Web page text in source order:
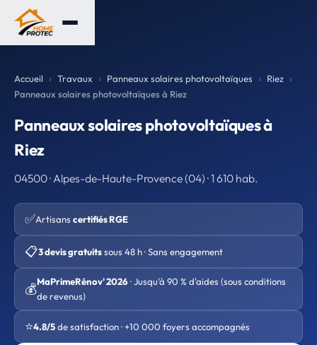
Accueil Travaux Panneaux solaires photovoltaïques
Riez
Panneaux solaires photovoltaïques à Riez
Panneaux solaires photovoltaïques à
Riez
04500 · Alpes-de-Haute-Provence (04) · 1 610 hab.
✅Artisans certifiés RGE
📋3 devis gratuitssous 48 h · Sans engagement
💰MaPrimeRénov' 2026· Jusqu'à 90 % d'aides (sous conditions
de revenus)
⭐4.8/5de satisfaction · +10 000 foyers accompagnés